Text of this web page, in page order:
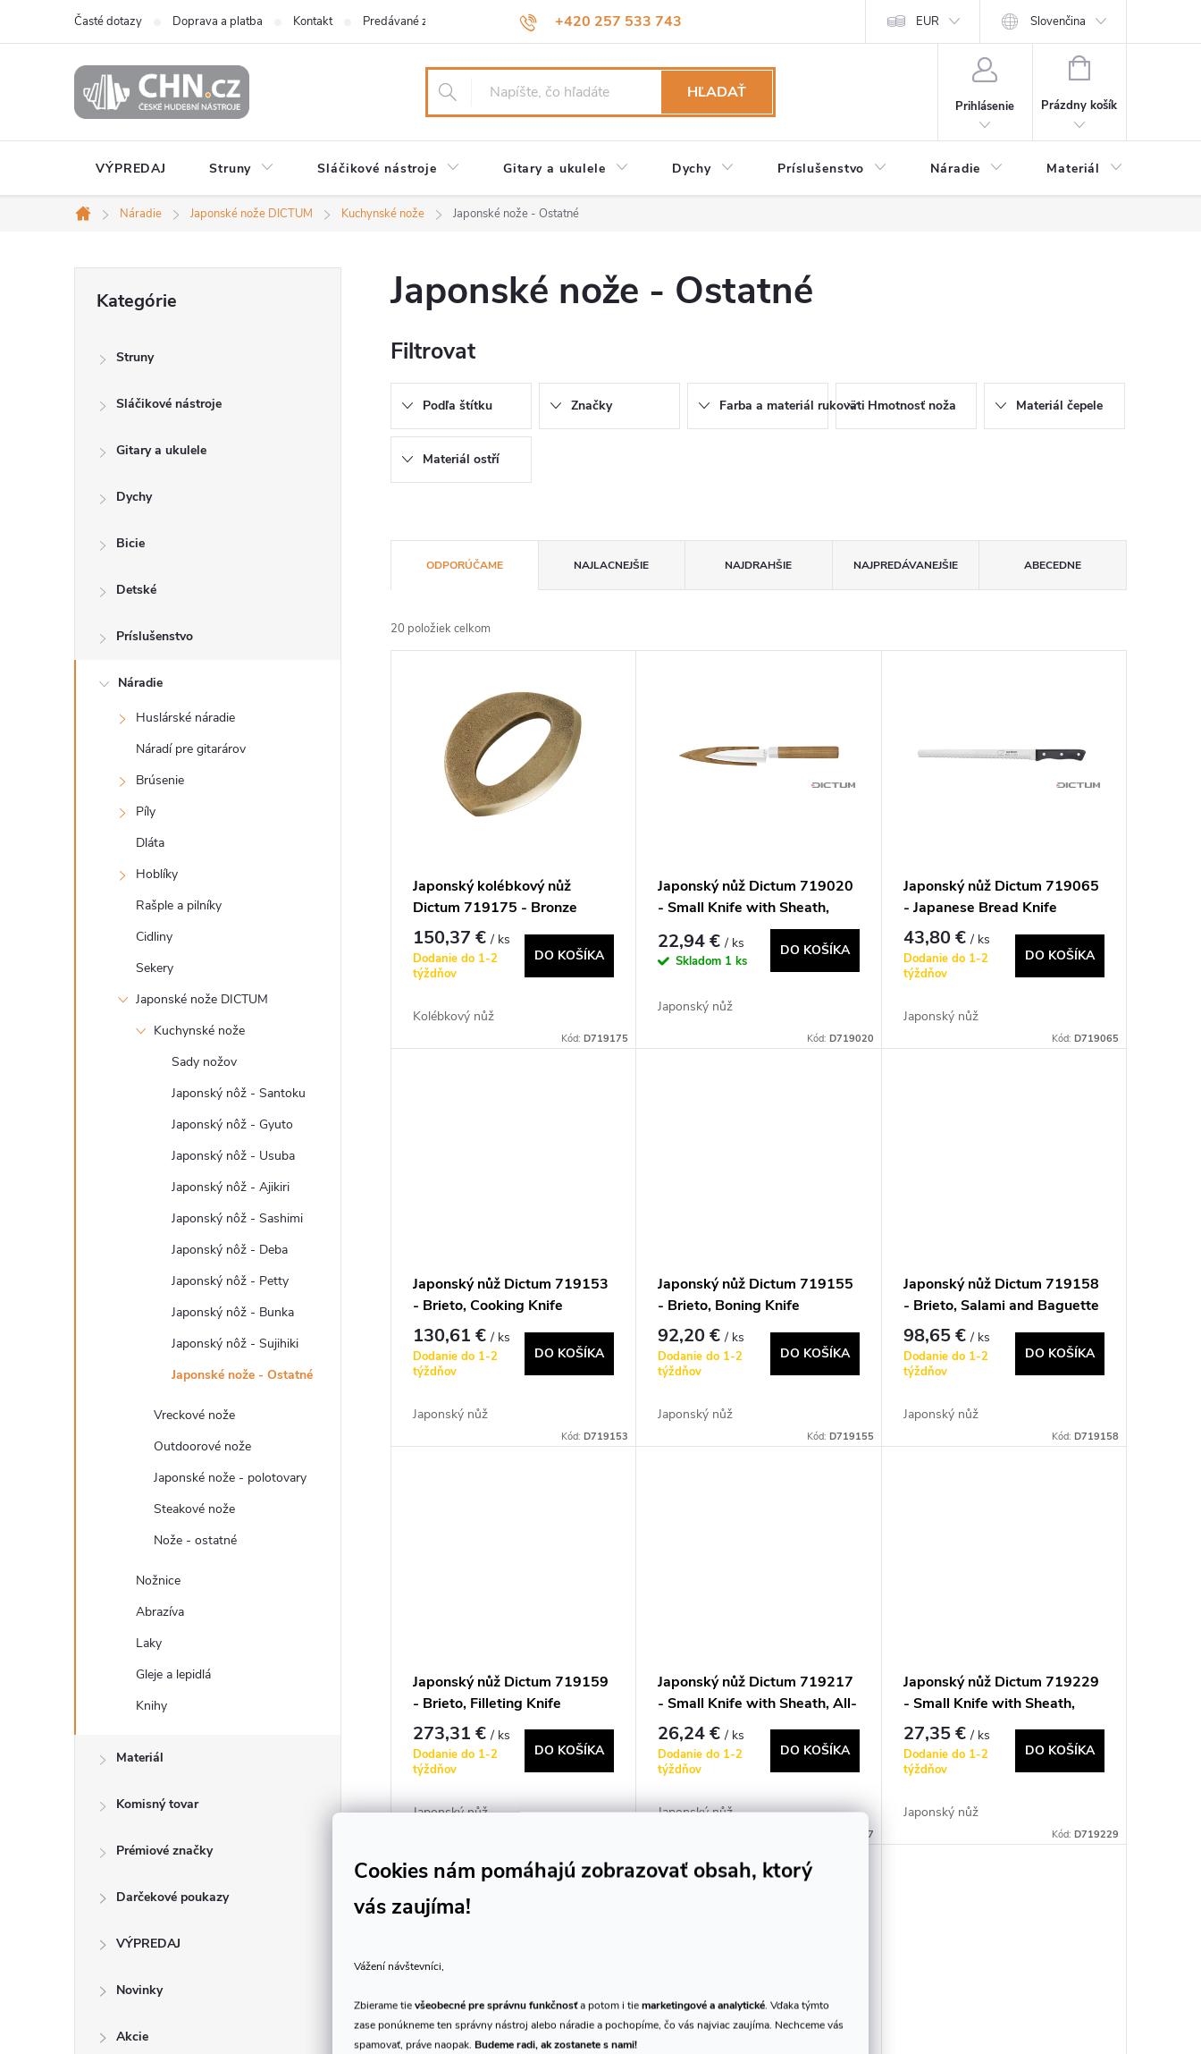
Cookies nám pomáhajú zobrazovať obsah, ktorý
vás zaujíma!
Vážení návštevníci,
Zbierame tievšeobecné pre správnu funkčnosťa potom i tiemarketingové a analytické. Vďaka týmto
zase ponúkneme ten správny nástroj alebo náradie a pochopíme, čo vás najviac zaujíma. Nechceme vás
spamovať, práve naopak. Budeme radi, ak zostanete s nami!
+420 257 533 743
Časté dotazy Doprava a platba Kontakt Predávané značky Návody a údržba Reklamácia Obchodné podmienky a osobné údaje Odstúpenie od kúpnej zmluvy
EUR Slovenčina
HĽADAŤ
Prihlásenie
NÁKUPNÝ
Prázdny košík
VÝPREDAJ Struny Sláčikové nástroje Gitary a ukulele Dychy Príslušenstvo Náradie Materiál
Domov
Náradie Japonské nože DICTUM Kuchynské nože Japonské nože - Ostatné
kategórie
Kategórie
Struny
Sláčikové nástroje
Gitary a ukulele
Dychy
Bicie
Detské
Príslušenstvo
Náradie
Huslárské náradie
Náradí pre gitarárov
Brúsenie
Píly
Dláta
Hoblíky
Rašple a pilníky
Cidliny
Sekery
Japonské nože DICTUM
Kuchynské nože
Sady nožov
Japonský nôž - Santoku
Japonský nôž - Gyuto
Japonský nôž - Usuba
Japonský nôž - Ajikiri
Japonský nôž - Sashimi
Japonský nôž - Deba
Japonský nôž - Petty
Japonský nôž - Bunka
Japonský nôž - Sujihiki
Japonské nože - Ostatné
Vreckové nože
Outdoorové nože
Japonské nože - polotovary
Steakové nože
Nože - ostatné
Nožnice
Abrazíva
Laky
Gleje a lepidlá
Knihy
Materiál
Komisný tovar
Prémiové značky
Darčekové poukazy
VÝPREDAJ
Novinky
Akcie
Japonské nože - Ostatné
Filtrovat
Podľa štítku Značky Farba a materiál rukoväti Hmotnosť noža Materiál čepele
Materiál ostří
a
d
u
ODPORÚČAME NAJLACNEJŠIE NAJDRAHŠIE NAJPREDÁVANEJŠIE ABECEDNE
20 položiek celkom
Japonský kolébkový nůž
Dictum 719175 - Bronze
Rocker Knife
150,37 €/ ks
Dodanie do 1-2
týždňov
DO KOŠÍKA
Kolébkový nůž
Kód:D719175
Japonský nůž Dictum 719020
- Small Knife with Sheath,
22,94 €/ ks
Skladom 1 ks
DO KOŠÍKA
Japonský nůž
Kód: D719020
Japonský nůž Dictum 719065
- Japanese Bread Knife
43,80 €/ ks
Dodanie do 1-2
týždňov
DO KOŠÍKA
Japonský nůž
Kód: D719065
Japonský nůž Dictum 719153
- Brieto, Cooking Knife
130,61 €/ ks
Dodanie do 1-2
týždňov
DO KOŠÍKA
Japonský nůž
Kód:D719153
Japonský nůž Dictum 719155
- Brieto, Boning Knife
92,20 €/ ks
Dodanie do 1-2
týždňov
DO KOŠÍKA
Japonský nůž
Kód: D719155
Japonský nůž Dictum 719158
- Brieto, Salami and Baguette
Knife
98,65 €/ ks
Dodanie do 1-2
týždňov
DO KOŠÍKA
Japonský nůž
Kód: D719158
Japonský nůž Dictum 719159
- Brieto, Filleting Knife
273,31 €/ ks
Dodanie do 1-2
týždňov
DO KOŠÍKA
Japonský nůž
Japonský nůž Dictum 719217
- Small Knife with Sheath, All-
purpose Knife
26,24 €/ ks
Dodanie do 1-2
týždňov
DO KOŠÍKA
Japonský nůž
D719217
Japonský nůž Dictum 719229
- Small Knife with Sheath,
Vegetable Knife
27,35 €/ ks
Dodanie do 1-2
týždňov
DO KOŠÍKA
Japonský nůž
Kód: D719229